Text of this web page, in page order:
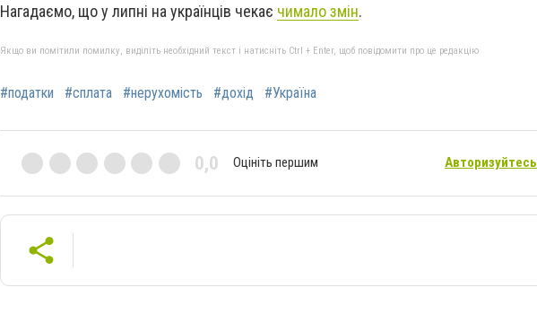
Нагадаємо, що у липні на українців чекає чимало змін.
Якщо ви помітили помилку, виділіть необхідний текст і натисніть Ctrl + Enter, щоб повідомити про це редакцію
#податки #сплата #нерухомість #дохід #Україна
0,0 Оцініть першим Авторизуйтесь